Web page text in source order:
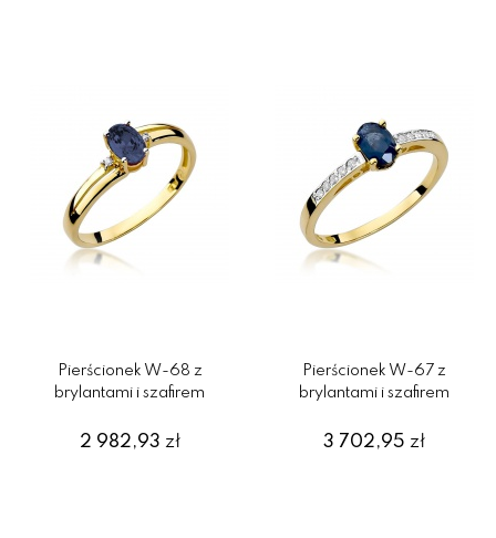
Pierścionek W-68 z
brylantami i szafirem
2 982,93 zł
Pierścionek W-67 z
brylantami i szafirem
3 702,95 zł